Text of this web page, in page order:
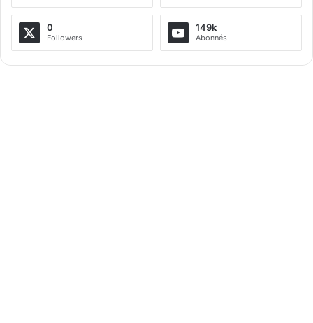
0
Followers
149k
Abonnés